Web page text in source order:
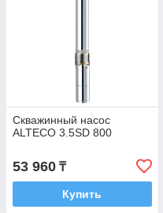
Скважинный насос
ALTECO 3.5SD 800
53 960 ₸
Купить